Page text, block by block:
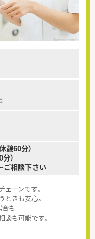
憩60分）
）
相談下さい
ーンです。
きも安心。
も
も可能です。